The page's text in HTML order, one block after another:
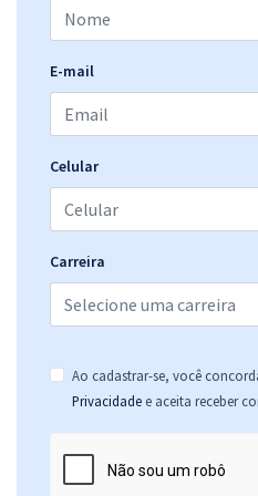
ou 12x de
TRT 10ª Região (DF e TO) -
Região - Cargo 1: Analista
R$ 402,24
ou 12x de
TRT 10ª Região (DF e TO) -
E-mail
Celular
Carreira
Ao cadastrar-se, você
Privacidade e aceita receber